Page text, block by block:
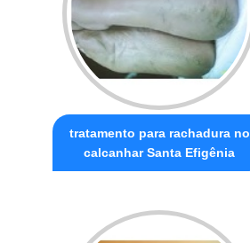
tratamento para rachadura no
calcanhar Santa Efigênia